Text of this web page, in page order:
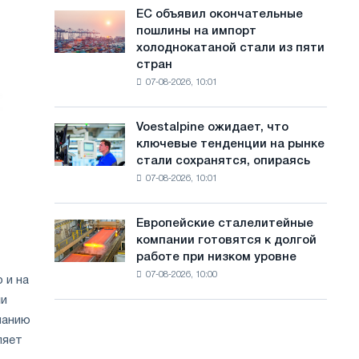
с
а
и на
трамвайных
путей
объявил
окончательные
холоднокатаной
стали
из
ЕС объявил окончательные
пошлины на импорт
холоднокатаной стали из пяти
стран
07-08-2026, 10:01
Voestalpine
ожидает,
что
рынке
стали
на
Voestalpine ожидает, что
ключевые тенденции на рынке
стали сохранятся, опираясь
07-08-2026, 10:01
Европейские
сталелитейные
компании
Европейские сталелитейные
компании готовятся к долгой
работе при низком уровне
07-08-2026, 10:00